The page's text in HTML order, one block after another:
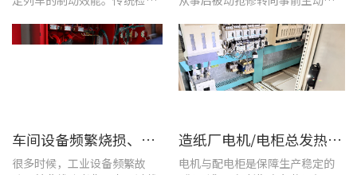
的排查方式，不仅耗时费力，
更易造成漏检
车间设备频繁烧损、无故停机?一台UT285C搞定电能质量隐患
很多时候，工业设备频繁故
造纸厂电机/电柜总发热？这套7×24h在线监测方案帮你“扼杀”热隐患！
电机与配电柜是保障生产稳定的